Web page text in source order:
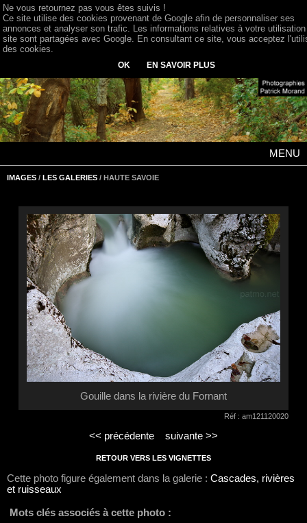
MENU
IMAGES / LES GALERIES / HAUTE SAVOIE
Gouille dans la rivière du Fornant
Réf : am121120020
<< précédente suivante >>
RETOUR VERS LES VIGNETTES
Cette photo figure également dans la galerie : Cascades, rivières
et ruisseaux
Mots clés associés à cette photo :
Ne vous retournez pas vous êtes suivis !
Ce site utilise des cookies provenant de Google afin de personnaliser ses
annonces et analyser son trafic. Les informations relatives à votre
site sont partagées avec Google. En consultant ce site, vous acceptez
des cookies.
OK EN SAVOIR PLUS